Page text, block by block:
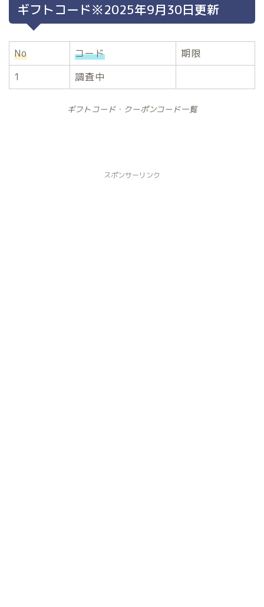
ギフトコード※2025年9月30日更新
No コード
期限
1
調査中
ギフトコード・クーポンコード一覧
スポンサーリンク